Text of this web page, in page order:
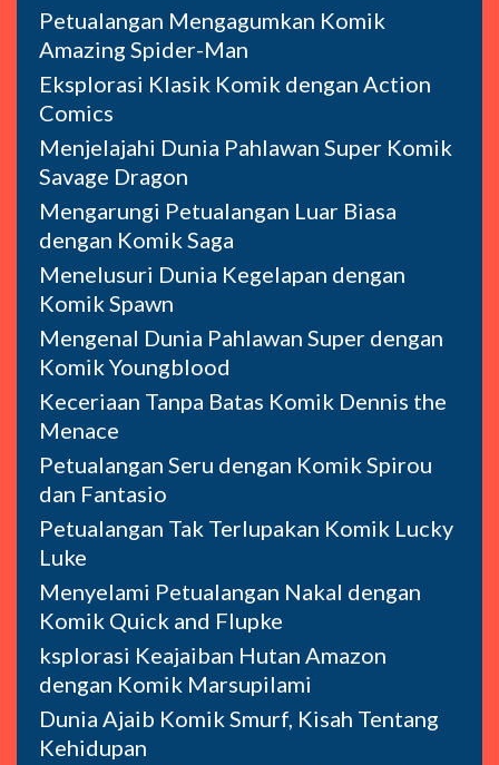
Petualangan Mengagumkan Komik
Amazing Spider-Man
Eksplorasi Klasik Komik dengan Action
Comics
Menjelajahi Dunia Pahlawan Super Komik
Savage Dragon
Mengarungi Petualangan Luar Biasa
dengan Komik Saga
Menelusuri Dunia Kegelapan dengan
Komik Spawn
Mengenal Dunia Pahlawan Super dengan
Komik Youngblood
Keceriaan Tanpa Batas Komik Dennis the
Menace
Petualangan Seru dengan Komik Spirou
dan Fantasio
Petualangan Tak Terlupakan Komik Lucky
Luke
Menyelami Petualangan Nakal dengan
Komik Quick and Flupke
ksplorasi Keajaiban Hutan Amazon
dengan Komik Marsupilami
Dunia Ajaib Komik Smurf, Kisah Tentang
Kehidupan